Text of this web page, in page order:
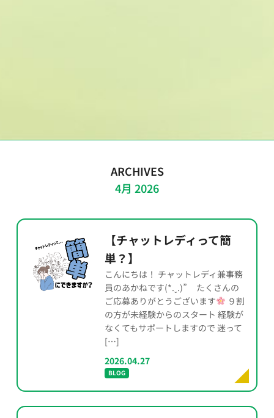
ARCHIVES
4月 2026
【チャットレディって簡
単？】
こんにちは！ チャットレディ兼事務
員のあかねです(*.ˬ.)” たくさんの
ご応募ありがとうございます
９割
の方が未経験からのスタート 経験が
なくてもサポートしますので 迷って
[…]
2026.04.27
BLOG